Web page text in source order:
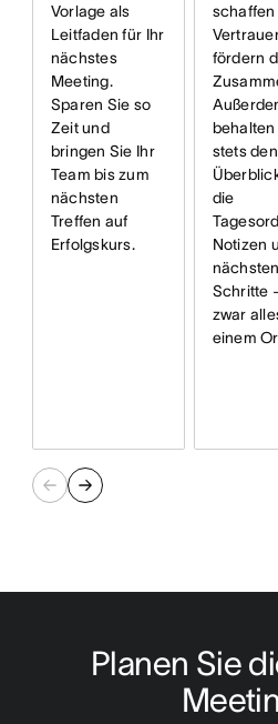
Vorlage als
Leitfaden für Ihr
nächstes
Meeting.
Sparen Sie so
Zeit und
bringen Sie Ihr
Team bis zum
nächsten
Treffen auf
Erfolgskurs.
schaffen
fördern
behalten
stets den
die
Notizen
nächsten
Schritte
zwar
einem
Planen Sie